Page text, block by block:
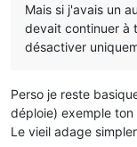
Mais si j'avais un
devait continuer à
désactiver
Perso je reste
déploie) exemple
Le vieil adage